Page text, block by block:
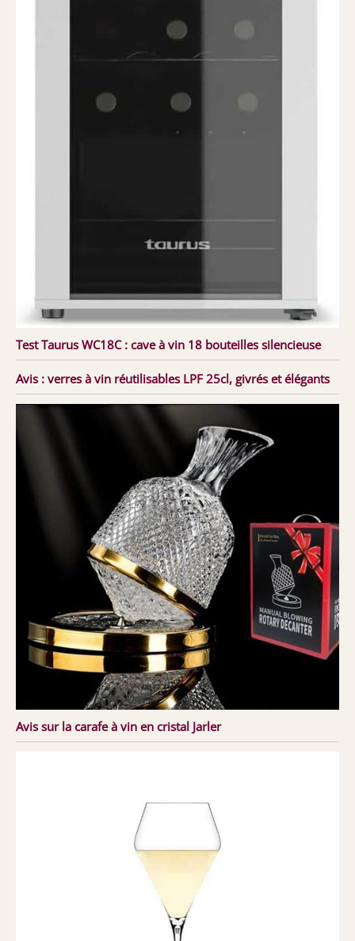
Test Taurus WC18C : cave à vin 18 bouteilles silencieuse
Avis : verres à vin réutilisables LPF 25cl, givrés et élégants
Avis sur la carafe à vin en cristal Jarler